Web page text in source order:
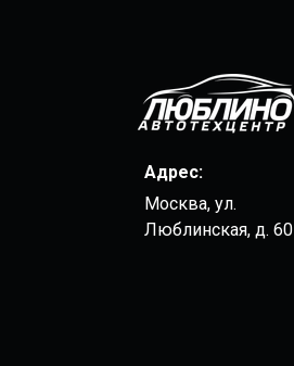
Адрес:
Москва, ул.
Люблинская, д. 60